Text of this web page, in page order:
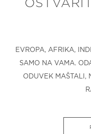
EVROPA, AFRIKA,
SAMO NA VAMA.
ODUVEK MAŠTALI,